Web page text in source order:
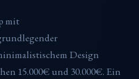
mit
Design
15.000€ und 30.000€. Ein